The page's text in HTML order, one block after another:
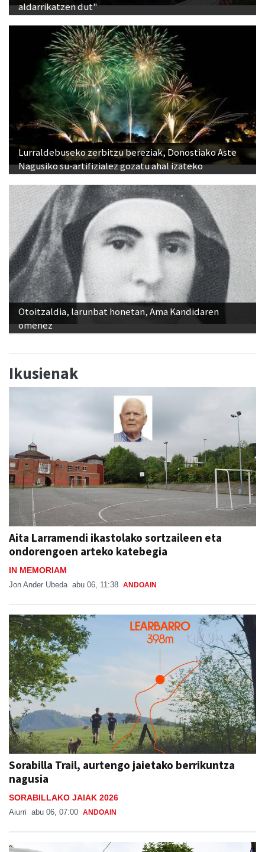
Lurraldebuseko zerbitzu bereziak, Donostiako Aste
Nagusiko su-artifizialez gozatu ahal izateko
Otoitzaldia, larunbat honetan, Ama Kandidaren
omenez
Aita Larramendi ikastolako sortzaileen eta
ondorengoen arteko katebegia
IN MEMORIAM
Jon Ander Ubeda ANDOAIN
Sorabilla Trail, aurtengo jaietako berrikuntza
nagusia
SORABILLAKO JAIAK 2026
Aiurri